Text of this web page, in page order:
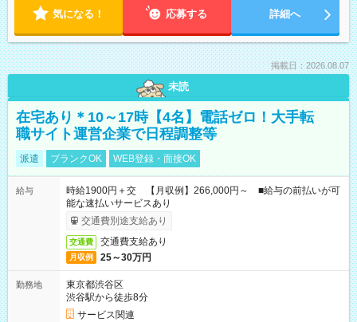
気になる！ 応募する 詳細へ
掲載日：2026.08.07
未読
在宅あり＊10～17時【4名】電話ゼロ！大手転
職サイト運営企業で日程調整等
派遣 ブランクOK WEB登録・面接OK
給与
時給1900円＋交 【月収例】266,000円～ ■給与の前払いが可
能な速払いサービスあり
交通費別途支給あり
交通費 交通費支給あり
月収例 25～30万円
勤務地
東京都渋谷区
渋谷駅から徒歩8分
サービス関連